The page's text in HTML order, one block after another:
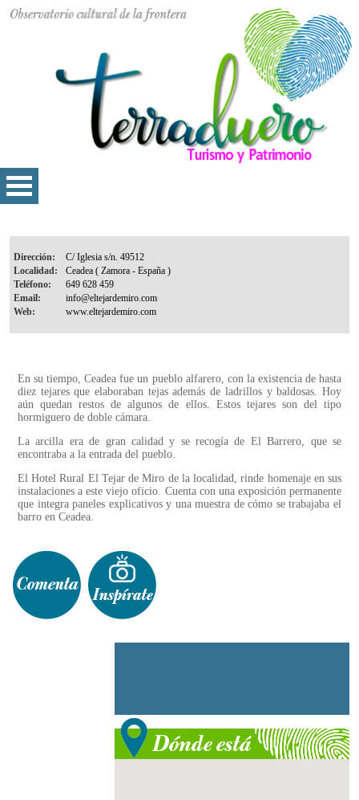
Dirección:
Localidad:
Teléfono:
Email:
Web:
En su tiempo, Ceadea fue un pueblo alfarero, con la existencia de hasta
diez tejares que elaboraban tejas además de ladrillos y baldosas. Hoy
aún quedan restos de algunos de ellos. Estos tejares son del tipo
hormiguero de doble cámara.
La arcilla era de gran calidad y se recogía de El Barrero, que se
encontraba a la entrada del pueblo.
El Hotel Rural El Tejar de Miro de la localidad, rinde homenaje en sus
instalaciones a este viejo oficio. Cuenta con una exposición permanente
que integra paneles explicativos y una muestra de cómo se trabajaba el
barro en Ceadea.